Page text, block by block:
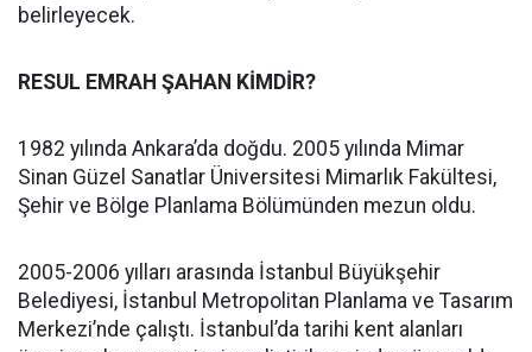
belirleyecek.
RESUL EMRAH ŞAHAN KİMDİR?
1982 yılında Ankara’da doğdu. 2005 yılında Mimar
Sinan Güzel Sanatlar Üniversitesi Mimarlık Fakültesi,
Şehir ve Bölge Planlama Bölümünden mezun oldu.
2005-2006 yılları arasında İstanbul Büyükşehir
Belediyesi, İstanbul Metropolitan Planlama ve Tasarım
Merkezi’nde çalıştı. İstanbul’da tarihi kent alanları